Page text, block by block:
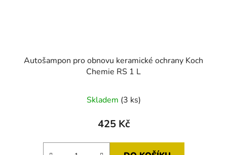
Autošampon pro obnovu keramické ochrany Koch
Chemie RS 1 L
Skladem (3 ks)
425 Kč